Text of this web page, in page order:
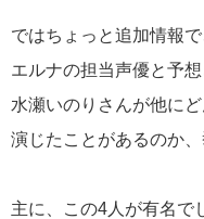
ではちょっと追加情報で
エルナの担当声優と予
水瀬いのりさんが他に
演じたことがあるのか、
主に、この4人が有名で